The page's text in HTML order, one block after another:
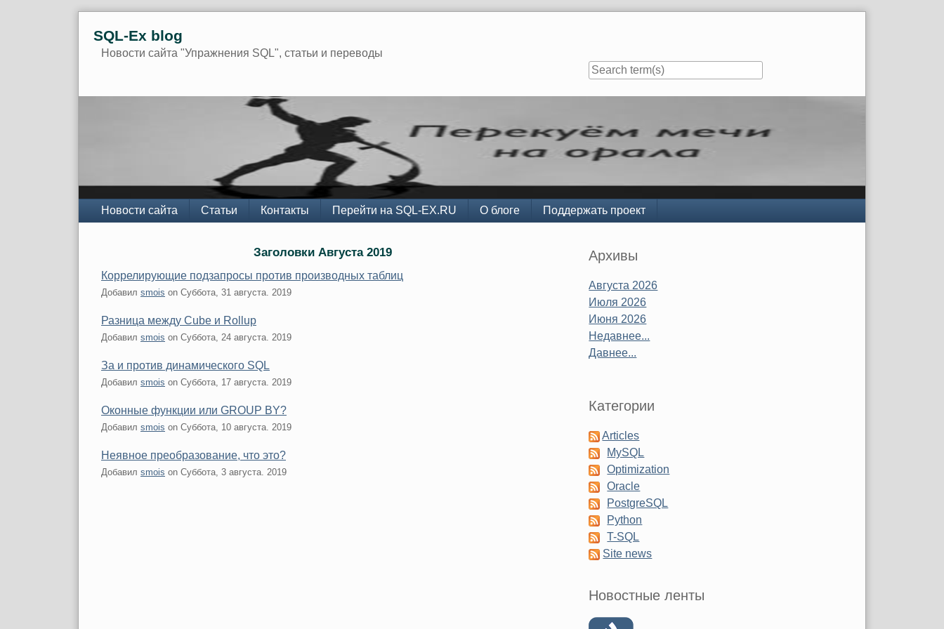
SQL-Ex blog
Новости сайта "Упражнения SQL", статьи и переводы
Navigation
Новости сайта Статьи Контакты Перейти на SQL-EX.RU О блоге Поддержать проект
Заголовки Августа 2019
Коррелирующие подзапросы против производных таблиц
Добавил smois on Суббота, 31 августа. 2019
Разница между Cube и Rollup
Добавил smois on Суббота, 24 августа. 2019
За и против динамического SQL
Добавил smois on Суббота, 17 августа. 2019
Оконные функции или GROUP BY?
Добавил smois on Суббота, 10 августа. 2019
Неявное преобразование, что это?
Добавил smois on Суббота, 3 августа. 2019
Sidebar
Архивы
Августа 2026
Июля 2026
Июня 2026
Недавнее...
Давнее...
Категории
Articles
MySQL
Optimization
Oracle
PostgreSQL
Python
T-SQL
Site news
Новостные ленты